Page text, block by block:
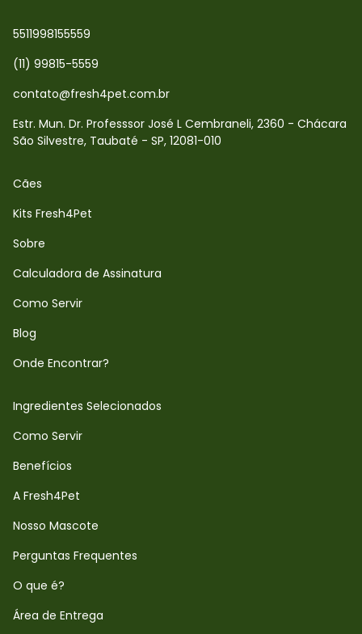
5511998155559
(11) 99815-5559
contato@fresh4pet.com.br
Estr. Mun. Dr. Professsor José L Cembraneli, 2360 - Chácara
São Silvestre, Taubaté - SP, 12081-010
Cães
Kits Fresh4Pet
Sobre
Calculadora de Assinatura
Como Servir
Blog
Onde Encontrar?
Ingredientes Selecionados
Como Servir
Benefícios
A Fresh4Pet
Nosso Mascote
Perguntas Frequentes
O que é?
Área de Entrega